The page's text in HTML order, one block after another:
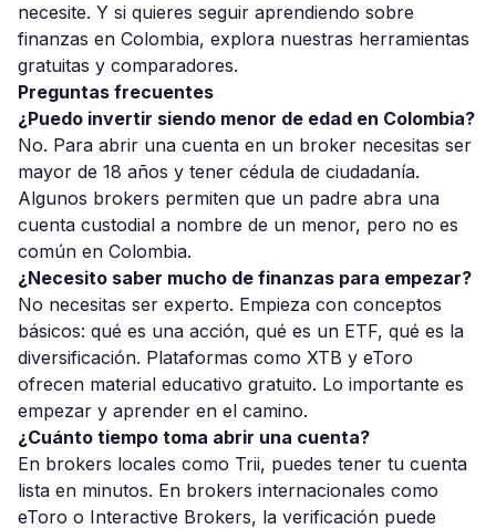
necesite. Y si quieres seguir aprendiendo sobre
finanzas en Colombia, explora nuestras herramientas
gratuitas y comparadores.
Preguntas frecuentes
¿Puedo invertir siendo menor de edad en Colombia?
No. Para abrir una cuenta en un broker necesitas ser
mayor de 18 años y tener cédula de ciudadanía.
Algunos brokers permiten que un padre abra una
cuenta custodial a nombre de un menor, pero no es
común en Colombia.
¿Necesito saber mucho de finanzas para empezar?
No necesitas ser experto. Empieza con conceptos
básicos: qué es una acción, qué es un ETF, qué es la
diversificación. Plataformas como XTB y eToro
ofrecen material educativo gratuito. Lo importante es
empezar y aprender en el camino.
¿Cuánto tiempo toma abrir una cuenta?
En brokers locales como Trii, puedes tener tu cuenta
lista en minutos. En brokers internacionales como
eToro o Interactive Brokers, la verificación puede